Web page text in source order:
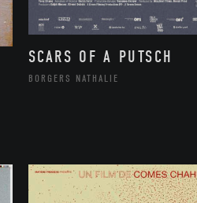
SCARS OF A PUTSCH
BORGERS NATHALIE